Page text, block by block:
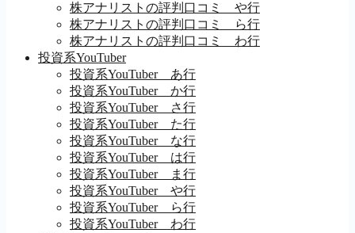
株アナリストの評判口コミ や行
株アナリストの評判口コミ ら行
株アナリストの評判口コミ わ行
投資系YouTuber
投資系YouTuber あ行
投資系YouTuber か行
投資系YouTuber さ行
投資系YouTuber た行
投資系YouTuber な行
投資系YouTuber は行
投資系YouTuber ま行
投資系YouTuber や行
投資系YouTuber ら行
投資系YouTuber わ行